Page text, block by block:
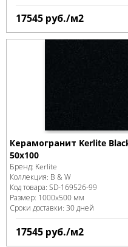
17545 руб./м2
Керамогранит Kerlite
50x100
Бренд: Kerlite
Коллекция: B & W
Код товара: SD-169526-99
Размер: 1000x500 мм
Сроки доставки: 30 дней
17545 руб./м2